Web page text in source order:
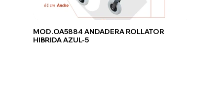
MOD.OA5884 ANDADERA ROLLATOR
HIBRIDA AZUL-5